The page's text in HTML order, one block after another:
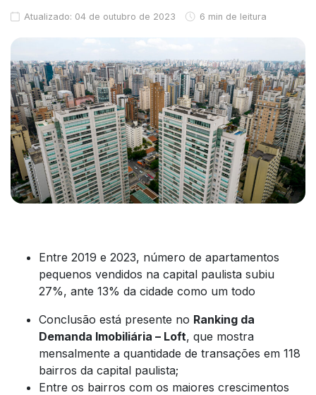
Atualizado: 04 de outubro de 2023 6 min de leitura
Entre 2019 e 2023, número de apartamentos
pequenos vendidos na capital paulista subiu
27%, ante 13% da cidade como um todo
Conclusão está presente no Ranking da
Demanda Imobiliária – Loft, que mostra
mensalmente a quantidade de transações em 118
bairros da capital paulista;
Entre os bairros com os maiores crescimentos